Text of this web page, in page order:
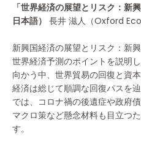
「世界経済の展望とリスク：新
日本語） 長井 滋人（Oxford
新興国経済の展望とリスク：新
世界経済予測のポイントを説明
向かう中、世界貿易の回復と資
経済は総じて順調な回復パスを
では、コロナ禍の後遺症や政府
マクロ策など懸念材料も目立つ
す。